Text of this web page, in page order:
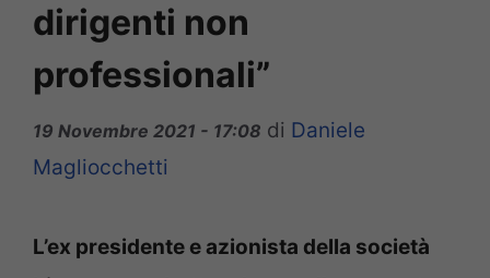
dirigenti non
professionali”
19 Novembre 2021 - 17:08 di Daniele
Magliocchetti
L’ex presidente e azionista della società